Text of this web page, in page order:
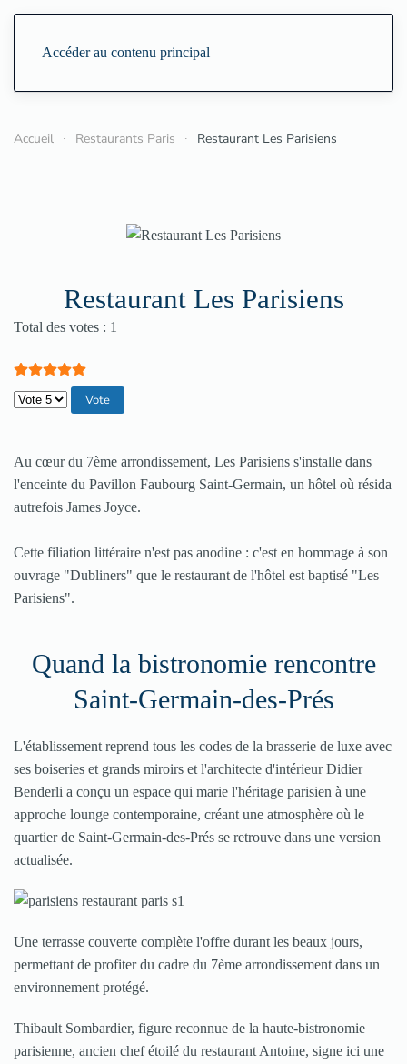
Accéder au contenu principal
Accueil Restaurants Paris Restaurant Les Parisiens
Restaurant Les Parisiens
Vote utilisateur: 5/
Total des votes : 1
Veuillez voter
Au cœur du 7ème arrondissement, Les Parisiens s'installe dans
l'enceinte du Pavillon Faubourg Saint-Germain, un hôtel où résida
autrefois James Joyce.
Cette filiation littéraire n'est pas anodine : c'est en hommage à son
ouvrage "Dubliners" que le restaurant de l'hôtel est baptisé "Les
Parisiens".
Quand la bistronomie rencontre
Saint-Germain-des-Prés
L'établissement reprend tous les codes de la brasserie de luxe avec
ses boiseries et grands miroirs et l'architecte d'intérieur Didier
Benderli a conçu un espace qui marie l'héritage parisien à une
approche lounge contemporaine, créant une atmosphère où le
quartier de Saint-Germain-des-Prés se retrouve dans une version
actualisée.
Une terrasse couverte complète l'offre durant les beaux jours,
permettant de profiter du cadre du 7ème arrondissement dans un
environnement protégé.
Thibault Sombardier, figure reconnue de la haute-bistronomie
parisienne, ancien chef étoilé du restaurant Antoine, signe ici une